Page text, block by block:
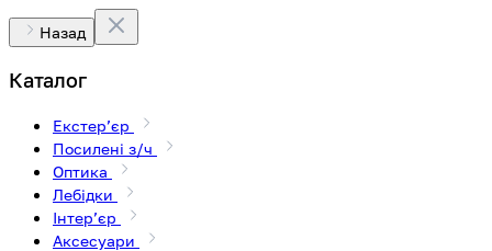
Назад
Каталог
Екстерʼєр
Посилені з/ч
Оптика
Лебідки
Інтерʼєр
Аксесуари